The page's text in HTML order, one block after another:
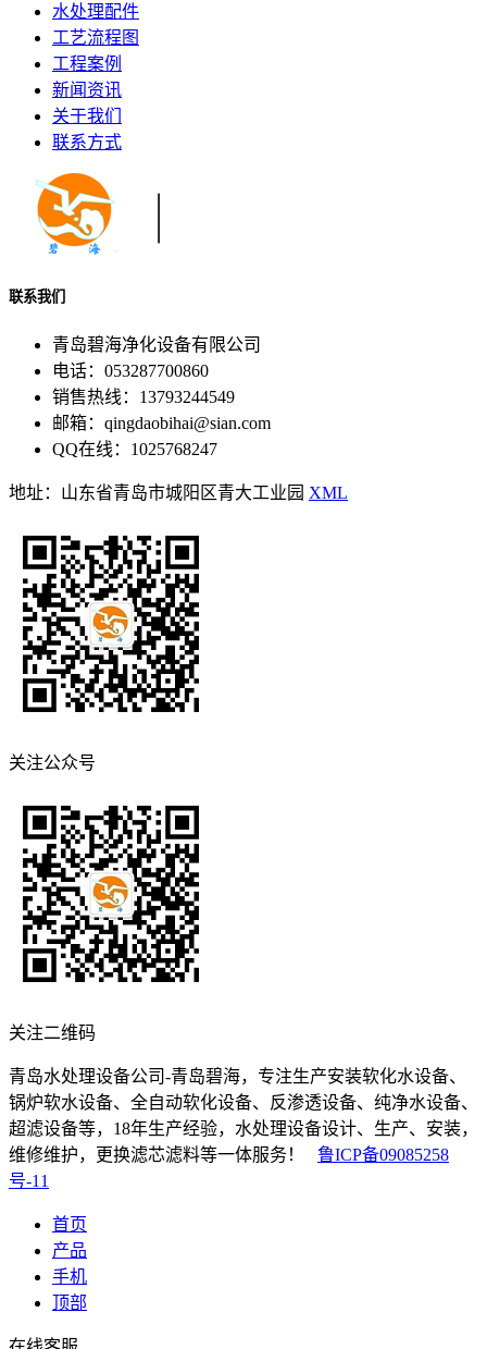
水处理配件
工艺流程图
工程案例
新闻资讯
关于我们
联系方式
联系我们
青岛碧海净化设备有限公司
电话：053287700860
销售热线：13793244549
邮箱：qingdaobihai@sian.com
QQ在线：1025768247
地址：山东省青岛市城阳区青大工业园 XML
关注公众号
关注二维码
青岛水处理设备公司-青岛碧海，专注生产安装软化水设备、
锅炉软水设备、全自动软化设备、反渗透设备、纯净水设备、
超滤设备等，18年生产经验，水处理设备设计、生产、安装，
维修维护，更换滤芯滤料等一体服务！ 鲁ICP备09085258
号-11
首页
产品
手机
顶部